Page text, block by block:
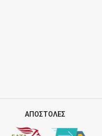
ΑΠΟΣΤΟΛΕΣ